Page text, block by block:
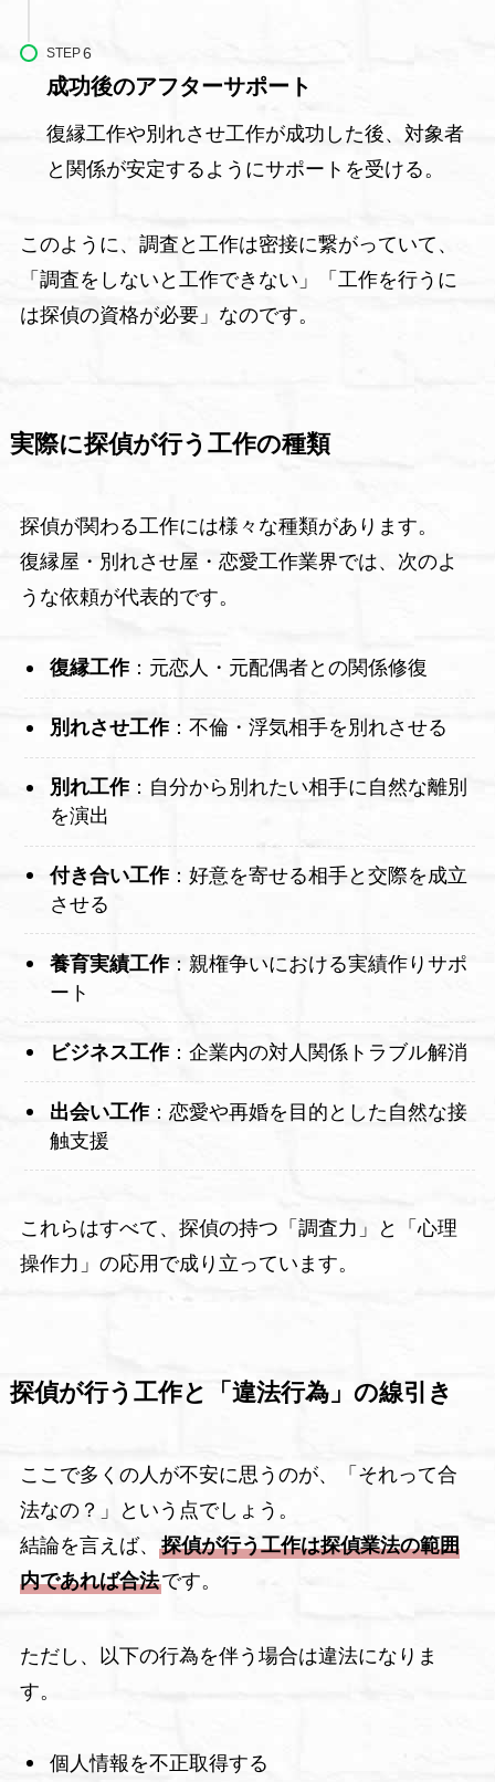
STEP
成功後のアフターサポート
復縁工作や別れさせ工作が成功した後、対象者
と関係が安定するようにサポートを受ける。
このように、調査と工作は密接に繋がっていて、
「調査をしないと工作できない」「工作を行うに
は探偵の資格が必要」なのです。
実際に探偵が行う工作の種類
探偵が関わる工作には様々な種類があります。
復縁屋・別れさせ屋・恋愛工作業界では、次のよ
うな依頼が代表的です。
復縁工作：元恋人・元配偶者との関係修復
別れさせ工作：不倫・浮気相手を別れさせる
別れ工作：自分から別れたい相手に自然な離別
を演出
付き合い工作：好意を寄せる相手と交際を成立
させる
養育実績工作：親権争いにおける実績作りサポ
ート
ビジネス工作：企業内の対人関係トラブル解消
出会い工作：恋愛や再婚を目的とした自然な接
触支援
これらはすべて、探偵の持つ「調査力」と「心理
操作力」の応用で成り立っています。
探偵が行う工作と「違法行為」の線引き
ここで多くの人が不安に思うのが、「それって合
法なの？」という点でしょう。
結論を言えば、 探偵が行う工作は探偵業法の範囲
内であれば合法です。
ただし、以下の行為を伴う場合は違法になりま
す。
個人情報を不正取得する